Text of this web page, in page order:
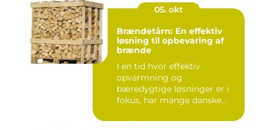
05. okt
Brændetårn: En effektiv
løsning til opbevaring af
brænde
I en tid hvor effektiv
opvarmning og
bæredygtige løsninger er i
fokus, har mange danske...